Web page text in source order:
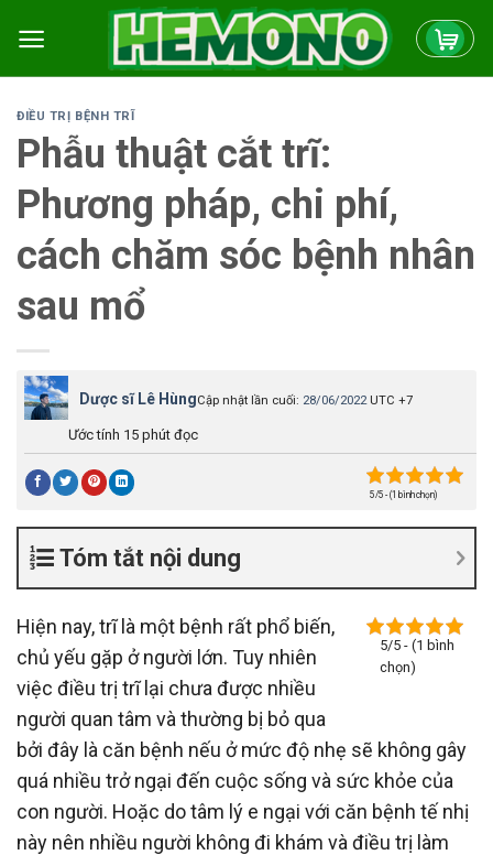
ĐIỀU TRỊ BỆNH TRĨ
Phẫu thuật cắt trĩ:
Phương pháp, chi phí,
cách chăm sóc bệnh nhân
sau mổ
Dược sĩ Lê HùngCập nhật lần cuối: 28/06/2022 UTC +7
Ước tính 15 phút đọc
5/5 - (1 bình chọn)
Tóm tắt nội dung
5/5 - (1 bình
chọn)
Hiện nay, trĩ là một bệnh rất phổ biến,
chủ yếu gặp ở người lớn. Tuy nhiên
việc điều trị trĩ lại chưa được nhiều
người quan tâm và thường bị bỏ qua
bởi đây là căn bệnh nếu ở mức độ nhẹ sẽ không gây
quá nhiều trở ngại đến cuộc sống và sức khỏe của
con người. Hoặc do tâm lý e ngại với căn bệnh tế nhị
này nên nhiều người không đi khám và điều trị làm